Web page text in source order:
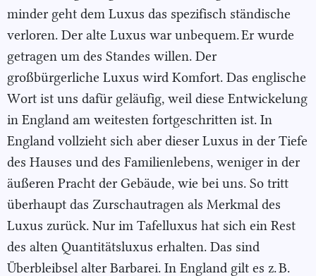
minder geht dem Luxus das spezifisch ständische
verloren. Der alte Luxus war unbequem. Er wurde
getragen um des Standes willen. Der
großbürgerliche Luxus wird Komfort. Das englische
Wort ist uns dafür geläufig, weil diese Entwickelung
in England am weitesten fortgeschritten ist. In
England vollzieht sich aber dieser Luxus in der Tiefe
des Hauses und des Familienlebens, weniger in der
äußeren Pracht der Gebäude, wie bei uns. So tritt
überhaupt das Zurschautragen als Merkmal des
Luxus zurück. Nur im Tafelluxus hat sich ein Rest
des alten Quantitätsluxus erhalten. Das sind
Überbleibsel alter Barbarei. In England gilt es z. B.